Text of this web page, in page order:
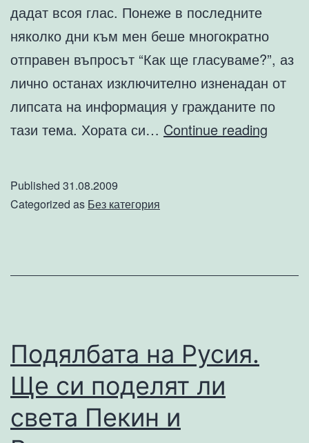
дадат всоя глас. Понеже в последните
няколко дни към мен беше многократно
отправен въпросът “Как ще гласуваме?”, аз
лично останах изключително изненадан от
липсата на информация у гражданите по
тази тема. Хората си… Continue reading
Published 31.08.2009
Categorized as Без категория
Подялбата на Русия.
Ще си поделят ли
света Пекин и